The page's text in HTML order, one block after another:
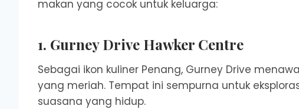
makan yang cocok untuk keluarga:
1. Gurney Drive Hawker Centre
Sebagai ikon kuliner Penang, Gurney Drive
yang meriah. Tempat ini sempurna untuk
suasana yang hidup.